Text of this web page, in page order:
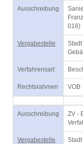
Ausschreibung
018)
Vergabestelle
Verfahrensart
Rechtsrahmen VOB
Ausschreibung
ZV -
Vergabestelle